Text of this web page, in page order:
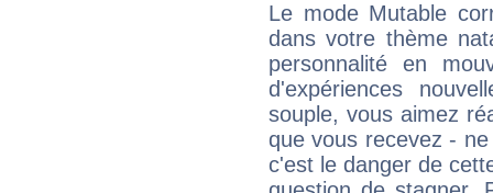
Le mode Mutable
dans votre thème
personnalité en
d'expériences
souple, vous aimez
que vous recevez -
c'est le danger de